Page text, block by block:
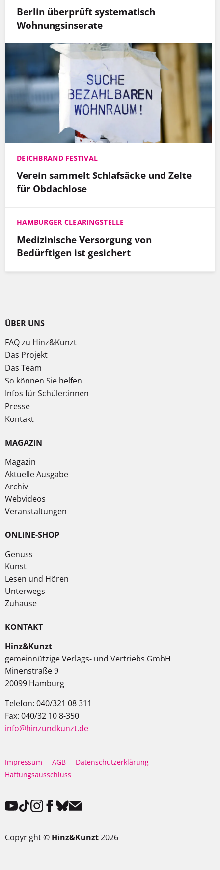
Berlin überprüft systematisch
Wohnungsinserate
DEICHBRAND FESTIVAL
Verein sammelt Schlafsäcke und Zelte
für Obdachlose
HAMBURGER CLEARINGSTELLE
Medizinische Versorgung von
Bedürftigen ist gesichert
ÜBER UNS
FAQ zu Hinz&Kunzt
Das Projekt
Das Team
So können Sie helfen
Infos für Schüler:innen
Presse
Kontakt
MAGAZIN
Magazin
Aktuelle Ausgabe
Archiv
Webvideos
Veranstaltungen
ONLINE-SHOP
Genuss
Kunst
Lesen und Hören
Unterwegs
Zuhause
KONTAKT
Hinz&Kunzt
gemeinnützige Verlags- und Vertriebs GmbH
Minenstraße 9
20099 Hamburg
Telefon: 040/321 08 311
Fax: 040/32 10 8-350
info@hinzundkunzt.de
Impressum AGB
Datenschutzerklärung
Haftungsausschluss
Copyright © Hinz&Kunzt2026